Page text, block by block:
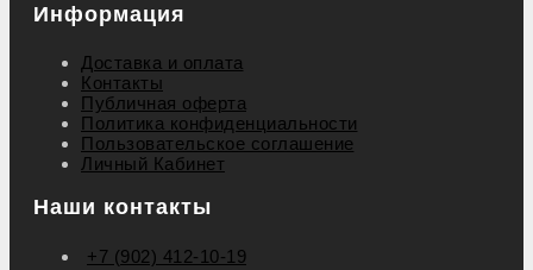
Информация
Доставка и оплата
Контакты
Публичная оферта
Политика конфиденциальности
Пользовательское соглашение
Личный Кабинет
Наши контакты
+7 (902) 412-10-19